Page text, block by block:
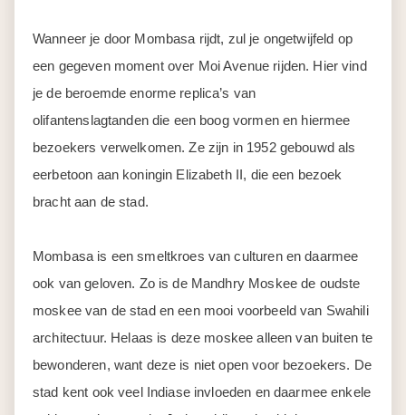
Wanneer je door Mombasa rijdt, zul je ongetwijfeld op
een gegeven moment over Moi Avenue rijden. Hier vind
je de beroemde enorme replica’s van
olifantenslagtanden die een boog vormen en hiermee
bezoekers verwelkomen. Ze zijn in 1952 gebouwd als
eerbetoon aan koningin Elizabeth II, die een bezoek
bracht aan de stad.
Mombasa is een smeltkroes van culturen en daarmee
ook van geloven. Zo is de Mandhry Moskee de oudste
moskee van de stad en een mooi voorbeeld van Swahili
architectuur. Helaas is deze moskee alleen van buiten te
bewonderen, want deze is niet open voor bezoekers. De
stad kent ook veel Indiase invloeden en daarmee enkele